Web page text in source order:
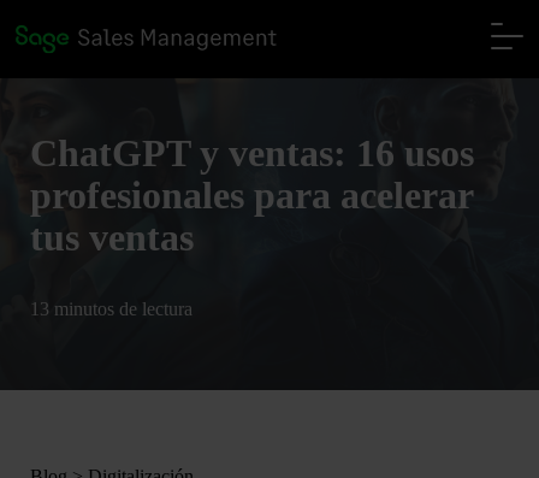
ChatGPT y ventas: 16 usos
profesionales para acelerar
tus ventas
13 minutos de lectura